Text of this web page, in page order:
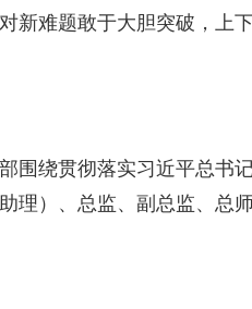
新难题敢于大胆突破，上
围绕贯彻落实习近平总书
理）、总监、副总监、总